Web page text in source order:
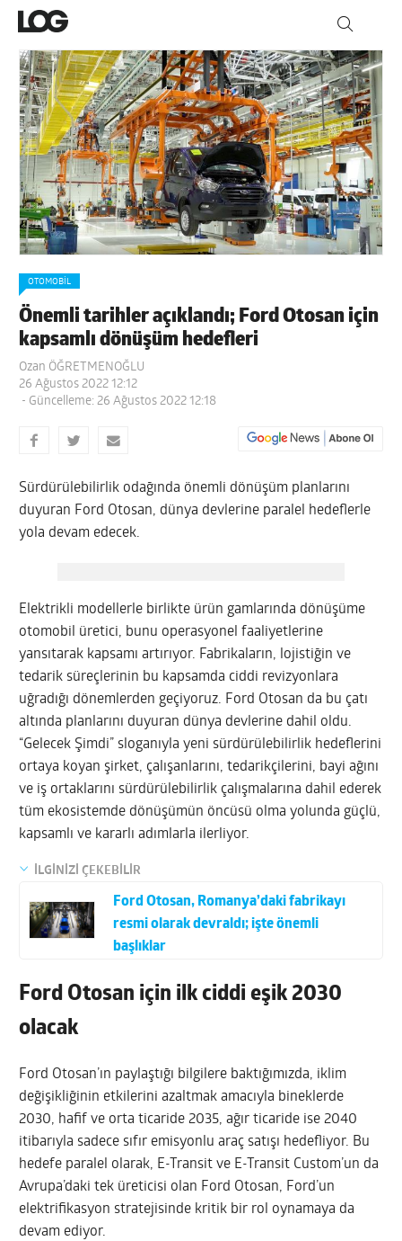
OTOMOBIL
Önemli tarihler açıklandı; Ford Otosan için
kapsamlı dönüşüm hedefleri
Ozan ÖĞRETMENOĞLU
26 Ağustos 2022 12:12
- Güncelleme: 26 Ağustos 2022 12:18
Sürdürülebilirlik odağında önemli dönüşüm planlarını
duyuran Ford Otosan, dünya devlerine paralel hedeflerle
yola devam edecek.
Elektrikli modellerle birlikte ürün gamlarında dönüşüme
otomobil üretici, bunu operasyonel faaliyetlerine
yansıtarak kapsamı artırıyor. Fabrikaların, lojistiğin ve
tedarik süreçlerinin bu kapsamda ciddi revizyonlara
uğradığı dönemlerden geçiyoruz. Ford Otosan da bu çatı
altında planlarını duyuran dünya devlerine dahil oldu.
“Gelecek Şimdi” sloganıyla yeni sürdürülebilirlik hedeflerini
ortaya koyan şirket, çalışanlarını, tedarikçilerini, bayi ağını
ve iş ortaklarını sürdürülebilirlik çalışmalarına dahil ederek
tüm ekosistemde dönüşümün öncüsü olma yolunda güçlü,
kapsamlı ve kararlı adımlarla ilerliyor.
İLGİNİZİ ÇEKEBİLİR
Ford Otosan, Romanya’daki fabrikayı
resmi olarak devraldı; işte önemli
başlıklar
Ford Otosan için ilk ciddi eşik 2030
olacak
Ford Otosan’ın paylaştığı bilgilere baktığımızda, iklim
değişikliğinin etkilerini azaltmak amacıyla bineklerde
2030, hafif ve orta ticaride 2035, ağır ticaride ise 2040
itibarıyla sadece sıfır emisyonlu araç satışı hedefliyor. Bu
hedefe paralel olarak, E-Transit ve E-Transit Custom’un da
Avrupa’daki tek üreticisi olan Ford Otosan, Ford’un
elektrifikasyon stratejisinde kritik bir rol oynamaya da
devam ediyor.